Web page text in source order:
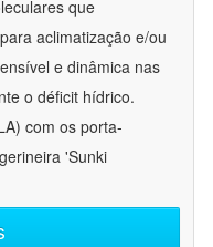
que
aclimatização e/ou
e dinâmica nas
o déficit hídrico.
com os porta-
'Sunki